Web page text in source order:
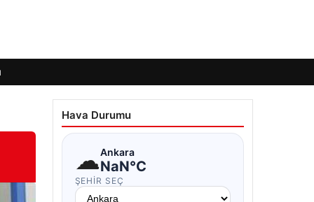
Hava Durumu
☁Ankara
NaN°C
ŞEHIR SEÇ